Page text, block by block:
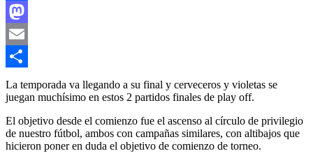
Facebook
Mastodon
Email
Compartir
La temporada va llegando a su final y cerveceros y violetas se
juegan muchísimo en estos 2 partidos finales de play off.
El objetivo desde el comienzo fue el ascenso al círculo de privilegio
de nuestro fútbol, ambos con campañas similares, con altibajos que
hicieron poner en duda el objetivo de comienzo de torneo.